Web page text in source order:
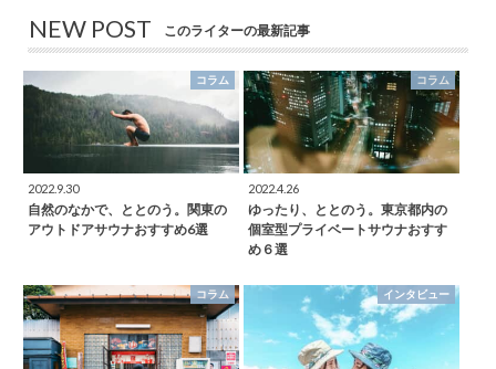
NEW POST このライターの最新記事
コラム
2022.9.30
自然のなかで、ととのう。関東の
アウトドアサウナおすすめ6選
コラム
2022.4.26
ゆったり、ととのう。東京都内の
個室型プライベートサウナおすす
め６選
コラム インタビュー